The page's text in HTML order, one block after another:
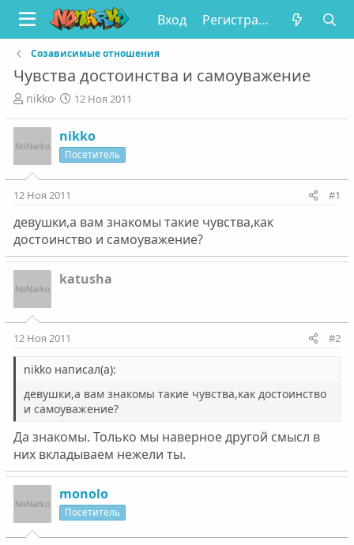
Вход Регистрация
Созависимые отношения
Чувства достоинства и самоуважение
А
т
о
т
м
ы
nikko
Д
т
а
н
л
12 Ноя 2011
nikko
Посетитель
12 Ноя 2011 #1
девушки,а вам знакомы такие чувства,как
достоинство и самоуважение?
katusha
12 Ноя 2011 #2
nikko написал(а):
девушки,а вам знакомы такие чувства,как достоинство
и самоуважение?
Да знакомы. Только мы наверное другой смысл в
них вкладываем нежели ты.
monolo
Посетитель